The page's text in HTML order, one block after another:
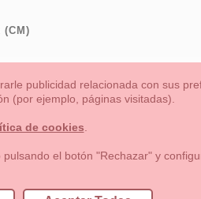
(CM)
COLECCION OUTLET-ULTIMAS
Privacidad
publicidad relacionada con sus
(por ejemplo, páginas visitadas).
de cookies
el botón "Rechazar" y